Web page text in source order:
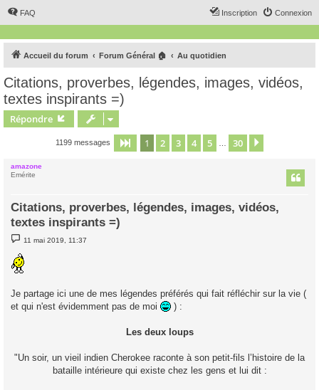
FAQ Connexion
Inscription
Accueil du forum Forum Général 🏠 Au quotidien
Citations, proverbes, légendes, images, vidéos,
textes inspirants =)
Répondre
1199 messages Page 1sur30
1 2 3 4 5 30
amazone
Emérite
Citations, proverbes, légendes, images, vidéos,
textes inspirants =)
M
e
s
s
a
11 mai 2019, 11:37
Je partage ici une de mes légendes préférés qui fait réfléchir sur la vie (
et qui n'est évidemment pas de moi
) :
Les deux loups
"Un soir, un vieil indien Cherokee raconte à son petit-fils l’histoire de la
bataille intérieure qui existe chez les gens et lui dit :